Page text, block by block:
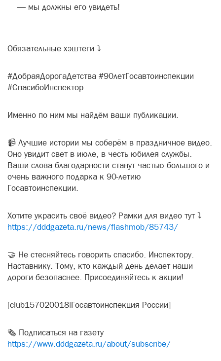
— мы должны его увидеть!
Обязательные хэштеги ⤵️
#ДобраяДорогаДетства #90летГосавтоинспекции
#СпасибоИнспектор
Именно по ним мы найдём ваши публикации.
📹 Лучшие истории мы соберём в праздничное видео.
Оно увидит свет в июле, в честь юбилея службы.
Ваши слова благодарности станут частью большого и
очень важного подарка к 90-летию
Госавтоинспекции.
Хотите украсить своё видео? Рамки для видео тут ⤵️
https://dddgazeta.ru/news/flashmob/85743/
🤝 Не стесняйтесь говорить спасибо. Инспектору.
Наставнику. Тому, кто каждый день делает наши
дороги безопаснее. Присоединяйтесь к акции!
[club157020018|Госавтоинспекция России]
🗞️ Подписаться на газету
https://www.dddgazeta.ru/about/subscribe/